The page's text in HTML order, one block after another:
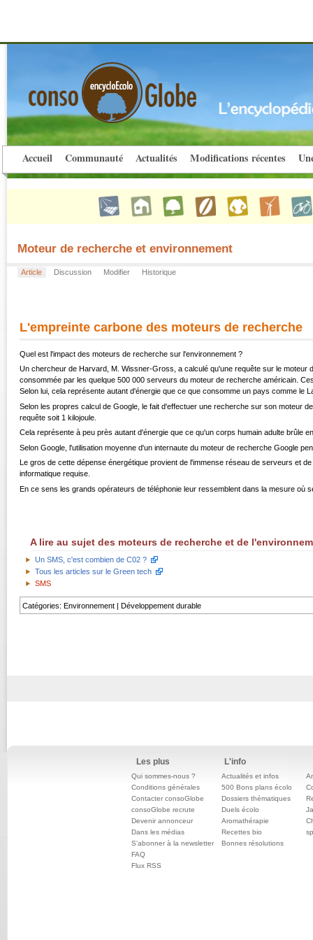
Accueil Communauté Actualités Modifications récentes
Moteur de recherche et environnement
Article Discussion Modifier Historique
L'empreinte carbone des moteurs de recherche
Quel est l'impact des moteurs de recherche sur l'environnement ?
Un chercheur de Harvard, M. Wissner-Gross, a calculé qu'une requête sur le
consommée par les quelque 500 000 serveurs du moteur de recherche américain.
Selon lui, cela représente autant d'énergie que ce que consomme un pays comme le
Selon les propres calcul de Google, le fait d'effectuer une recherche sur son moteur
requête soit 1 kilojoule.
Cela représente à peu près autant d'énergie que ce qu'un corps humain adulte brûle
Selon Google, l'utilisation moyenne d'un internaute du moteur de recherche Google
Le gros de cette dépense énergétique provient de l'immense réseau de serveurs et
informatique requise.
En ce sens les grands opérateurs de téléphonie leur ressemblent dans la mesure
A lire au sujet des moteurs de recherche et de
Un SMS, c'est combien de C02 ?
Tous les articles sur le Green tech
SMS
Catégories:Environnement |Développement durable
Les plus
Qui sommes-nous ?
Conditions générales
Contacter consoGlobe
consoGlobe recrute
Devenir annonceur
Dans les médias
S'abonner à la newsletter
FAQ
Flux RSS
L'info
Actualités et infos
500 Bons plans écolo
Dossiers thématiques
Duels écolo
Aromathérapie
Recettes bio
Bonnes résolutions